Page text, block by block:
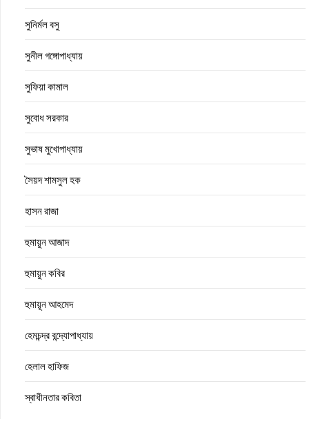
সুনির্মল বসু
সুনীল গঙ্গোপাধ্যায়
সুফিয়া কামাল
সুবোধ সরকার
সুভাষ মুখোপাধ্যায়
সৈয়দ শামসুল হক
হাসন রাজা
হুমায়ুন আজাদ
হুমায়ুন কবির
হুমায়ূন আহমেদ
হেমচন্দ্র বন্দ্যোপাধ্যায়
হেলাল হাফিজ
স্বাধীনতার কবিতা